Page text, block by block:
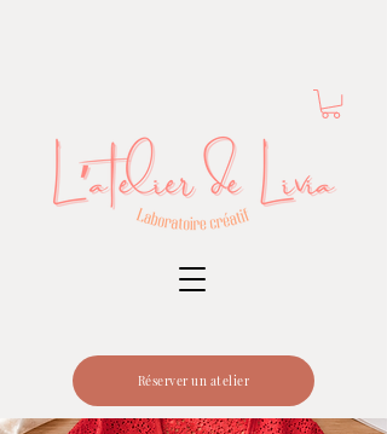
Réserver un atelier